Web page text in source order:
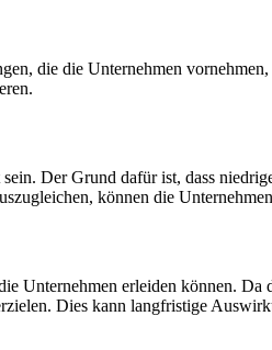
die die Unternehmen
Der Grund dafür ist, dass
können die
Unternehmen erleiden können.
Dies kann langfristige